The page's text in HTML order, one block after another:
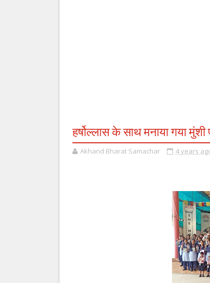
हर्षोल्लास के साथ मनाया गया
Akhand Bharat Samachar 4 years